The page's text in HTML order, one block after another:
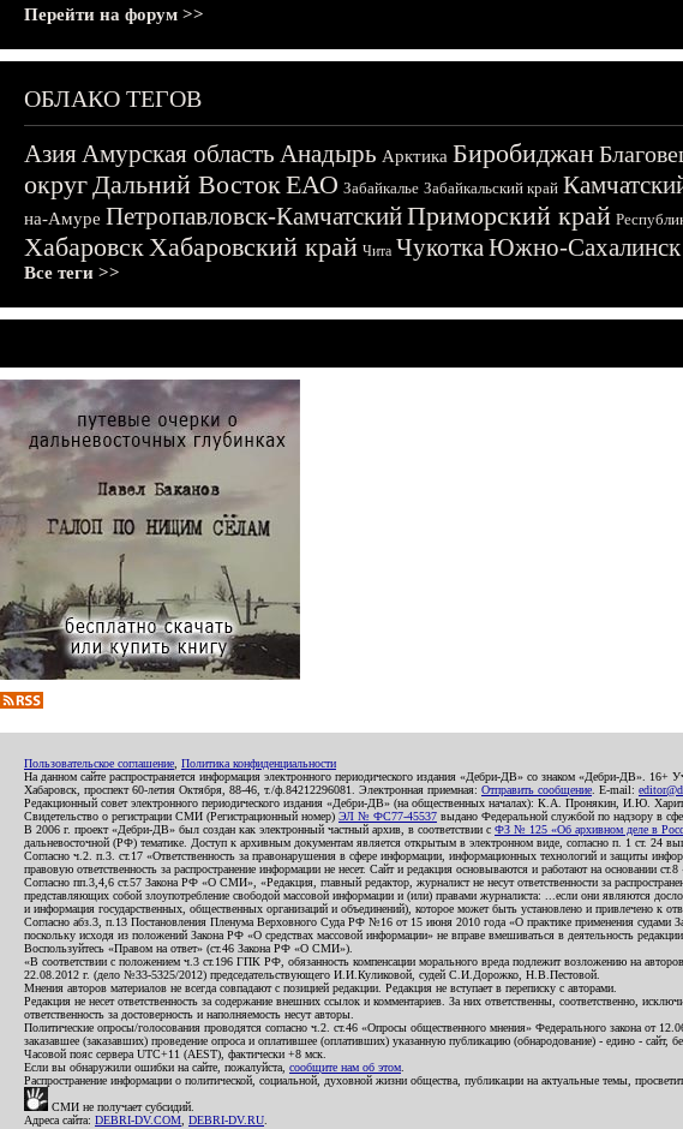
Перейти на форум >>
ОБЛАКО ТЕГОВ
АзияАмурская область Анадырь Арктика Биробиджан
округДальний ВостокЕАО Забайкалье Забайкальский край
на-Амуре Петропавловск-КамчатскийПриморский край
ХабаровскХабаровский край Чита ЧукоткаЮжно-Сахалинск
Все теги >>
Пользовательское соглашение Политика конфиденциальности
На данном сайте распространяется информация электронного периодического издания «Дебри-ДВ» со знаком «Дебри-ДВ».
Хабаровск, проспект 60-летия Октября, 88-46, т./ф.84212296081. Электронная приемная: Отправить сообщение . E-mail:
Редакционный совет электронного периодического издания «Дебри-ДВ» (на общественных началах): К.А.
Свидетельство о регистрации СМИ (Регистрационный номер) ЭЛ № ФС77-45537 выдано Федеральной службой по надзору в
В 2006 г. проект «Дебри-ДВ» был создан как электронный частный архив, в соответствии с ФЗ № 125 «Об архивном деле в
дальневосточной (РФ) тематике. Доступ к архивным документам является открытым в электронном виде, согласно п. 1 ст. 24
Согласно ч.2. п.3. ст.17 «Ответственность за правонарушения в сфере информации, информационных технологий и защиты
правовую ответственность за распространение информации не несет. Сайт и редакция основываются и работают на основании
Согласно пп.3,4,6 ст.57 Закона РФ «О СМИ», «Редакция, главный редактор, журналист не несут ответственности за
представляющих собой злоупотребление свободой массовой информации и (или) правами журналиста: ...если они являются
и информация государственных, общественных организаций и объединений), которое может быть установлено и привлечено к
Согласно абз.3, п.13 Постановления Пленума Верховного Суда РФ №16 от 15 июня 2010 года «О практике применения судами
поскольку исходя из положений Закона РФ «О средствах массовой информации» не вправе вмешиваться в деятельность
Воспользуйтесь «Правом на ответ» (ст.46 Закона РФ «О СМИ»).
«В соответствии с положением ч.3 ст.196 ГПК РФ, обязанность компенсации морального вреда подлежит возложению на
22.08.2012 г. (дело №33-5325/2012) председательствующего И.И.Куликовой, судей С.И.Дорожко, Н.В.Пестовой.
Мнения авторов материалов не всегда совпадают с позицией редакции. Редакция не вступает в переписку с авторами.
Редакция не несет ответственность за содержание внешних ссылок и комментариев. За них ответственны, соответственно,
ответственность за достоверность и наполняемость несут авторы.
Политические опросы/голосования проводятся согласно ч.2. ст.46 «Опросы общественного мнения» Федерального закона от
заказавшее (заказавших) проведение опроса и оплатившее (оплативших) указанную публикацию (обнародование) - едино - сайт,
Часовой пояс сервера UTC+11 (AEST), фактически +8 мск.
Если вы обнаружили ошибки на сайте, пожалуйста, сообщите нам об этом
Распространение информации о политической, социальной, духовной жизни общества, публикации на актуальные темы,
СМИ не получает субсидий.
Адреса сайта: DEBRI-DV.COM DEBRI-DV.RU